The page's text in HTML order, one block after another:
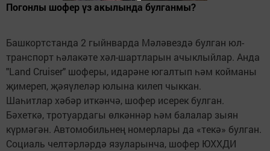
Погонлы шофер үз акылында булганмы?
Башкортстанда 2 гыйнварда Мәләвездә булган юл-
транспорт һәлакәте хәл-шартларын ачыклыйлар. Анда
"Land Cruiser" шоферы, идарәне югалтып һәм койманы
җимереп, җәяүлеләр юлына килеп чыккан.
Шаһитлар хәбәр иткәнчә, шофер исерек булган.
Бәхеткә, тротуардагы өлкәннәр һәм балалар зыян
күрмәгән. Автомобильнең номерлары да «текә» булган.
Социаль челтәрләрдә язуларынча, шофер ЮХХДИ